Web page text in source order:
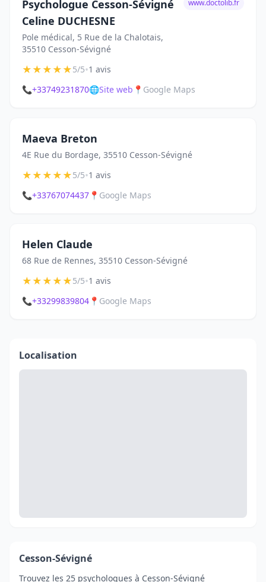
Psychologue Cesson-Sévigné
Celine DUCHESNE
Pole médical, 5 Rue de la Chalotais,
35510 Cesson-Sévigné
www.doctolib.fr
★★★★★5/5•1 avis
📞+33749231870🌐Site web 📍 Google Maps
Maeva Breton
4E Rue du Bordage, 35510 Cesson-Sévigné
★★★★★5/5•1 avis
📞+33767074437 📍 Google Maps
Helen Claude
68 Rue de Rennes, 35510 Cesson-Sévigné
★★★★★5/5•1 avis
📞+33299839804 📍 Google Maps
Localisation
Cesson-Sévigné
Trouvez les 25 psychologues à Cesson-Sévigné